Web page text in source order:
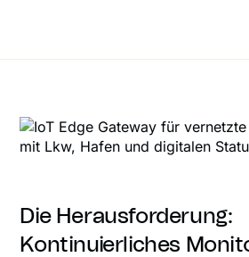
Die Herausforderung:
Kontinuierliches